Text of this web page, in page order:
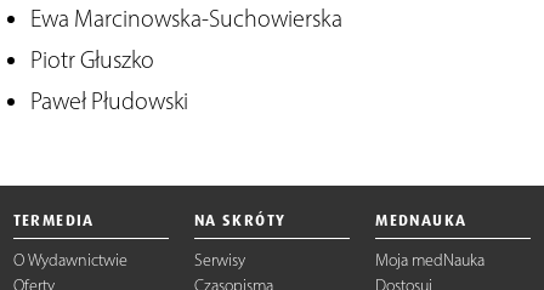
Ewa Marcinowska-Suchowierska
Piotr Głuszko
Paweł Płudowski
TERMEDIA
O Wydawnictwie
NA SKRÓTY
Serwisy
MEDNAUKA
Moja medNauka